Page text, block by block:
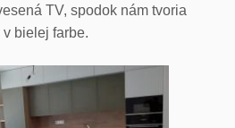
TV, spodok nám tvoria
bielej farbe.